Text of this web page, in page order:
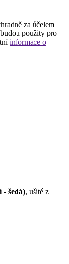
za účelem
použity pro
informace o
- šedá), ušité z